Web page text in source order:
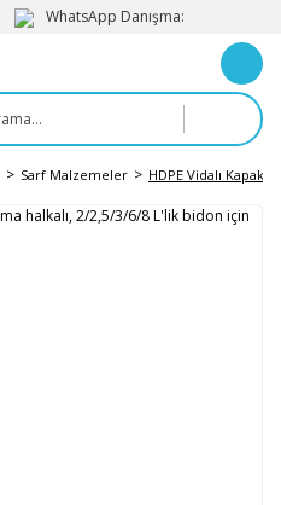
WhatsApp Danışma:
Sarf Malzemeler HDPE Vidalı Kapak,